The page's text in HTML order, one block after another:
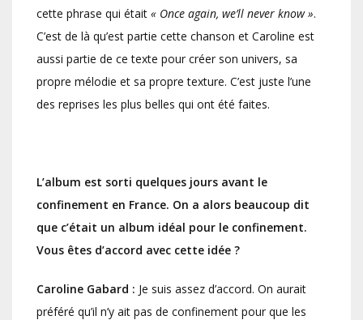
cette phrase qui était « Once again, we’ll never know ».
C’est de là qu’est partie cette chanson et Caroline est
aussi partie de ce texte pour créer son univers, sa
propre mélodie et sa propre texture. C’est juste l’une
des reprises les plus belles qui ont été faites.
L’album est sorti quelques jours avant le
confinement en France. On a alors beaucoup dit
que c’était un album idéal pour le confinement.
Vous êtes d’accord avec cette idée ?
Caroline Gabard : Je suis assez d’accord. On aurait
préféré qu’il n’y ait pas de confinement pour que les